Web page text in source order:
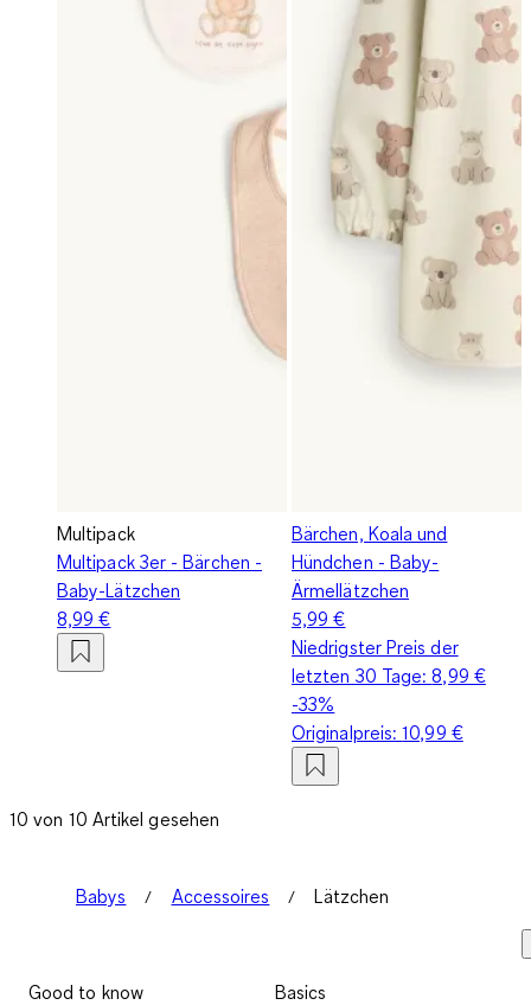
Multipack
Multipack 3er - Bärchen -
Baby-Lätzchen
8,99 €
Bärchen, Koala und
Hündchen - Baby-
Ärmellätzchen
5,99 €
Niedrigster Preis der
letzten 30 Tage:8,99 €
-33%
Originalpreis:10,99 €
10 von 10 Artikel gesehen
Babys Accessoires Lätzchen
Good to know
Basics